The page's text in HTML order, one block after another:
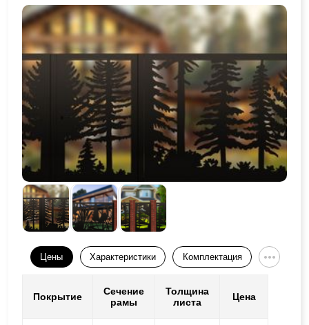
Цены Характеристики Комплектация
Покрытие
Сечение
рамы
Толщина
листа
Цена